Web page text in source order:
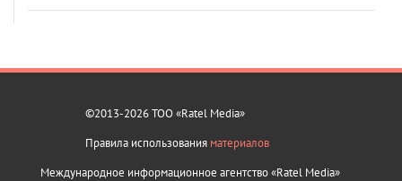
©2013-2026 ТОО «Ratel Media»
Правила использования материалов
Международное информационное агентство «Ratel Media»